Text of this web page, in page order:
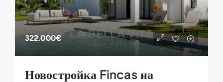
322.000€
Новостройка Fincas на